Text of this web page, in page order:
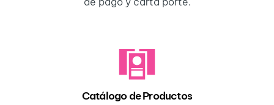
Catálogo de Productos